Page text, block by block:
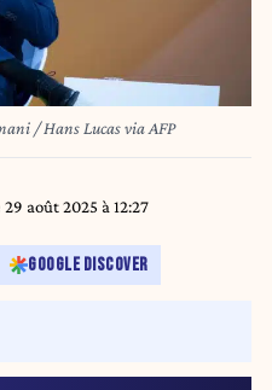
/ Hans Lucas via AFP
29 août 2025 à 12:27
GOOGLE DISCOVER